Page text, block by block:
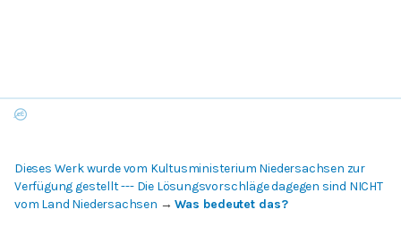
Dieses Werk wurde vom Kultusministerium Niedersachsen zur
Verfügung gestellt --- Die Lösungsvorschläge dagegen sind NICHT
vom Land Niedersachsen →Was bedeutet das?